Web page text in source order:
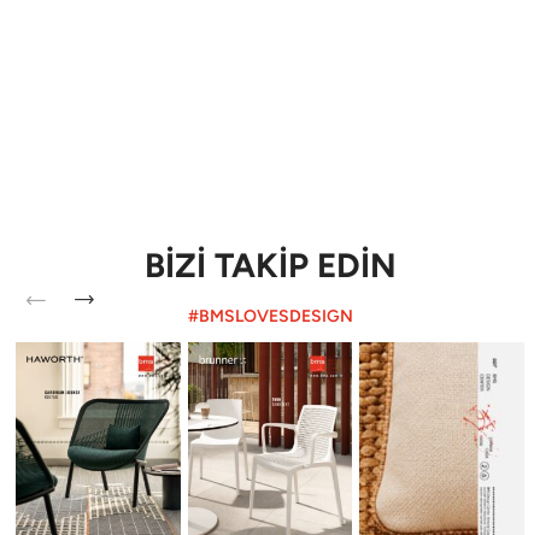
BİZİ TAKİP EDİN
#BMSLOVESDESIGN